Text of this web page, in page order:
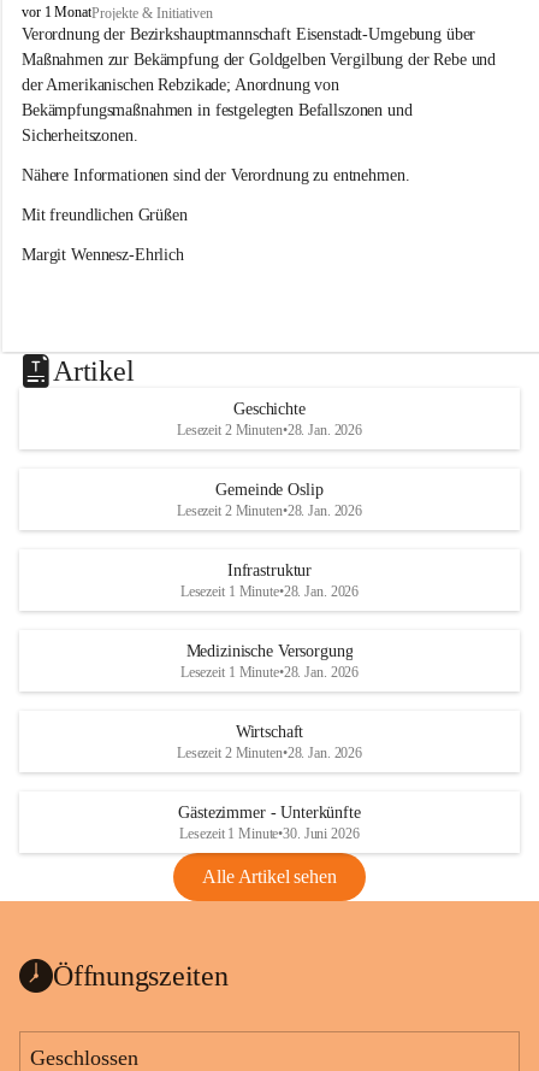
O
s
l
i
p
vor 1 MonatProjekte & Initiativen
Verordnung der Bezirkshauptmannschaft Eisenstadt-Umgebung über
Maßnahmen zur Bekämpfung der Goldgelben Vergilbung der Rebe und
der Amerikanischen Rebzikade; Anordnung von
Bekämpfungsmaßnahmen in festgelegten Befallszonen und
Sicherheitszonen.
Nähere Informationen sind der Verordnung zu entnehmen.
Mit freundlichen Grüßen
Margit Wennesz-Ehrlich
Artikel
Geschichte
Lesezeit 2 Minuten•28. Jan. 2026
Gemeinde Oslip
Lesezeit 2 Minuten•28. Jan. 2026
Infrastruktur
Lesezeit 1 Minute•28. Jan. 2026
Medizinische Versorgung
Lesezeit 1 Minute•28. Jan. 2026
Wirtschaft
Lesezeit 2 Minuten•28. Jan. 2026
Gästezimmer - Unterkünfte
Lesezeit 1 Minute•30. Juni 2026
Alle Artikel sehen
Öffnungszeiten
Geschlossen